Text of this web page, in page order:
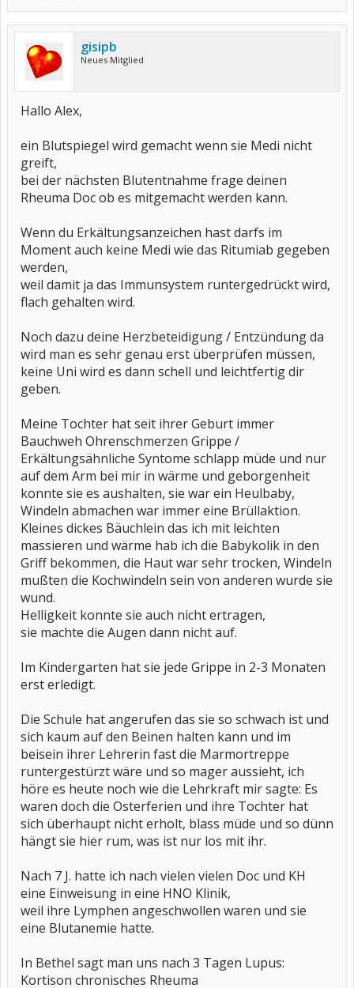
gisipb
Neues Mitglied
Hallo Alex,
ein Blutspiegel wird gemacht wenn sie Medi nicht
greift,
bei der nächsten Blutentnahme frage deinen
Rheuma Doc ob es mitgemacht werden kann.
Wenn du Erkältungsanzeichen hast darfs im
Moment auch keine Medi wie das Ritumiab gegeben
werden,
weil damit ja das Immunsystem runtergedrückt wird,
flach gehalten wird.
Noch dazu deine Herzbeteidigung / Entzündung da
wird man es sehr genau erst überprüfen müssen,
keine Uni wird es dann schell und leichtfertig dir
geben.
Meine Tochter hat seit ihrer Geburt immer
Bauchweh Ohrenschmerzen Grippe /
Erkältungsähnliche Syntome schlapp müde und nur
auf dem Arm bei mir in wärme und geborgenheit
konnte sie es aushalten, sie war ein Heulbaby,
Windeln abmachen war immer eine Brüllaktion.
Kleines dickes Bäuchlein das ich mit leichten
massieren und wärme hab ich die Babykolik in den
Griff bekommen, die Haut war sehr trocken, Windeln
mußten die Kochwindeln sein von anderen wurde sie
wund.
Helligkeit konnte sie auch nicht ertragen,
sie machte die Augen dann nicht auf.
Im Kindergarten hat sie jede Grippe in 2-3 Monaten
erst erledigt.
Die Schule hat angerufen das sie so schwach ist und
sich kaum auf den Beinen halten kann und im
beisein ihrer Lehrerin fast die Marmortreppe
runtergestürzt wäre und so mager aussieht, ich
höre es heute noch wie die Lehrkraft mir sagte: Es
waren doch die Osterferien und ihre Tochter hat
sich überhaupt nicht erholt, blass müde und so dünn
hängt sie hier rum, was ist nur los mit ihr.
Nach 7 J. hatte ich nach vielen vielen Doc und KH
eine Einweisung in eine HNO Klinik,
weil ihre Lymphen angeschwollen waren und sie
eine Blutanemie hatte.
In Bethel sagt man uns nach 3 Tagen Lupus:
Kortison chronisches Rheuma